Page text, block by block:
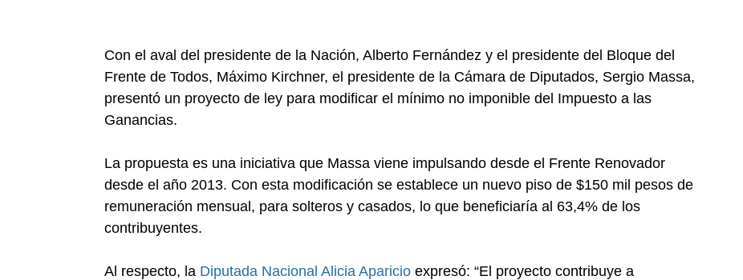
Con el aval del presidente de la Nación, Alberto Fernández y el presidente del Bloque del
Frente de Todos, Máximo Kirchner, el presidente de la Cámara de Diputados, Sergio Massa,
presentó un proyecto de ley para modificar el mínimo no imponible del Impuesto a las
Ganancias.
La propuesta es una iniciativa que Massa viene impulsando desde el Frente Renovador
desde el año 2013. Con esta modificación se establece un nuevo piso de $150 mil pesos de
remuneración mensual, para solteros y casados, lo que beneficiaría al 63,4% de los
contribuyentes.
Al respecto, la Diputada Nacional Alicia Aparicio expresó: “El proyecto contribuye a